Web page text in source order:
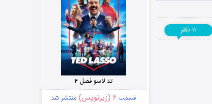
۱۱ نظر
تد لاسو فصل ۴
قسمت ۶ (زیرنویس) منتشر شد